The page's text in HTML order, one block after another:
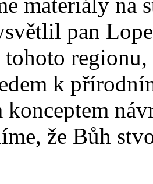
pan
tohoto
k
konceptem
že Bůh